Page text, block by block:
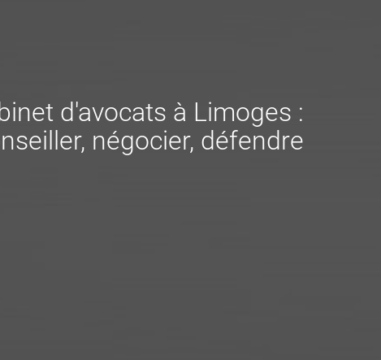
d'avocats à Limoges :
négocier, défendre